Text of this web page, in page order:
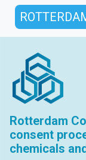
Rotterdam
consent
chemicals